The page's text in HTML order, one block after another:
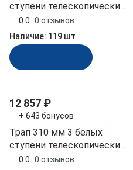
ступени телескопический
выдвижной с
фиксирующим
механизмом (040140WT)
0.0 0 отзывов
Наличие: 119 шт
12 857 ₽
+ 643 бонусов
Трап 310 мм 3 белых
ступени телескопический
складной (040102WT)
0.0 0 отзывов